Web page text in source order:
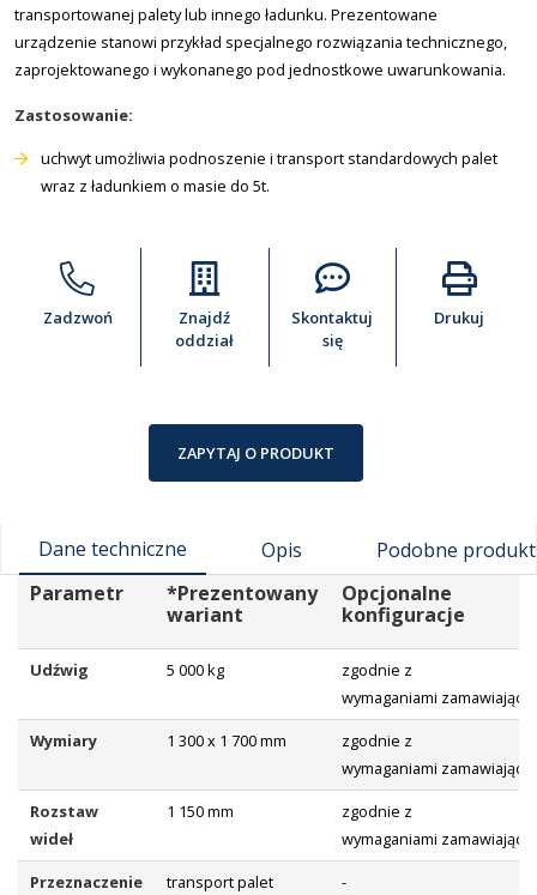
transportowanej palety lub innego ładunku. Prezentowane
urządzenie stanowi przykład specjalnego rozwiązania technicznego,
zaprojektowanego i wykonanego pod jednostkowe uwarunkowania.
Zastosowanie:
uchwyt umożliwia podnoszenie i transport standardowych palet
wraz z ładunkiem o masie do 5t.
Zadzwoń
Znajdź
oddział
Skontaktuj
się
Drukuj
ZAPYTAJ O PRODUKT
Dane techniczne Opis
Podobne
Parametr
*Prezentowany
wariant
Opcjonalne
konfiguracje
Udźwig 5 000 kg
zgodnie z
wymaganiami
Wymiary
1 300 x 1 700 mm
zgodnie z
wymaganiami
Rozstaw
wideł
1 150 mm
zgodnie z
wymaganiami
Przeznaczenie
transport palet
-